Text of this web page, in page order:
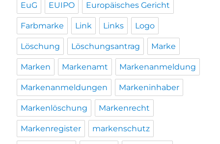
EuG EUIPO Europäisches Gericht
Farbmarke Link Links Logo
Löschung Löschungsantrag Marke
Marken Markenamt Markenanmeldung
Markenanmeldungen Markeninhaber
Markenlöschung Markenrecht
Markenregister markenschutz